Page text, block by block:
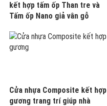
kết hợp tấm ốp Than tre và
Tấm ốp Nano giả vân gỗ
Cửa nhựa Composite kết hợp
gương trang trí giúp nhà